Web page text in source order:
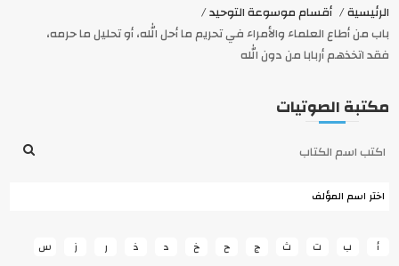
الرئيسية
أقسام موسوعة التوحيد
باب من أطاع العلماء والأمراء في تحريم ما أحل الله، أو تحليل ما حرمه،
فقد اتخذهم أربابا من دون الله
مكتبة الصوتيات
أ ب ت ث ج ح خ د ذ ر ز
س